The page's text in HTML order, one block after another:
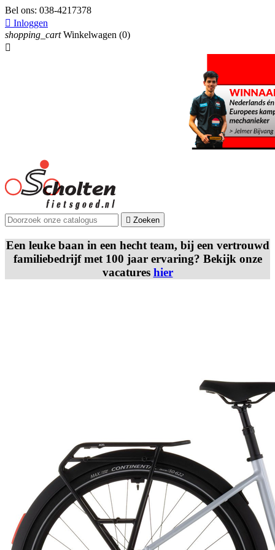
Bel ons: 038-4217378
 Inloggen
shopping_cart Winkelwagen (0)

 Zoeken
Een leuke baan in een hecht team, bij een vertrouwd
familiebedrijf met 100 jaar ervaring? Bekijk onze
vacatures hier